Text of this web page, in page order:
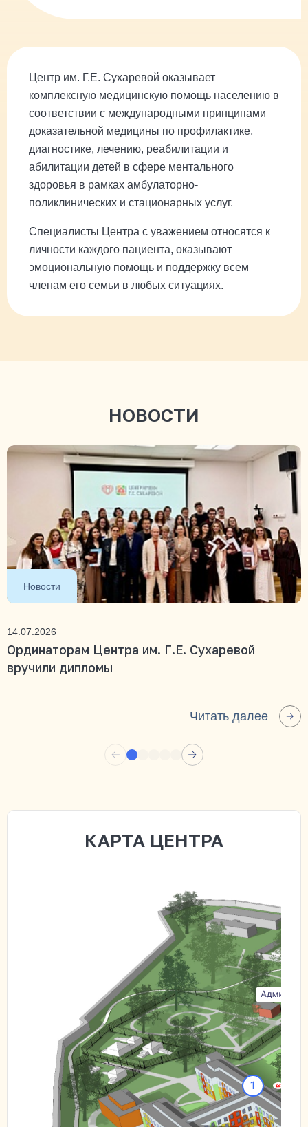
Центр им. Г.Е. Сухаревой оказывает
комплексную медицинскую помощь населению в
соответствии с международными принципами
доказательной медицины по профилактике,
диагностике, лечению, реабилитации и
абилитации детей в сфере ментального
здоровья в рамках амбулаторно-
поликлинических и стационарных услуг.
Специалисты Центра с уважением относятся к
личности каждого пациента, оказывают
эмоциональную помощь и поддержку всем
членам его семьи в любых ситуациях.
НОВОСТИ
Новости
14.07.2026
Ординаторам Центра им. Г.Е. Сухаревой
вручили дипломы
Читать далее
КАРТА ЦЕНТРА